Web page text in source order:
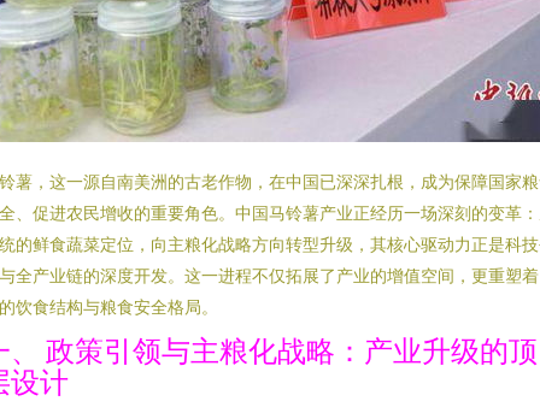
薯，这一源自南美洲的古老作物，在中国已深深扎根，成为保障国家
、促进农民增收的重要角色。中国马铃薯产业正经历一场深刻的变革
的鲜食蔬菜定位，向主粮化战略方向转型升级，其核心驱动力正是科
全产业链的深度开发。这一进程不仅拓展了产业的增值空间，更重塑
饮食结构与粮食安全格局。
、 政策引领与主粮化战略：产业升级的顶
设计